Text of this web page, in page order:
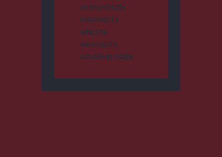
GYERGYÓSZÉK
HÁROMSZÉK
HÍRLISTA
MAROSSZÉK
UDVARHELYSZÉK